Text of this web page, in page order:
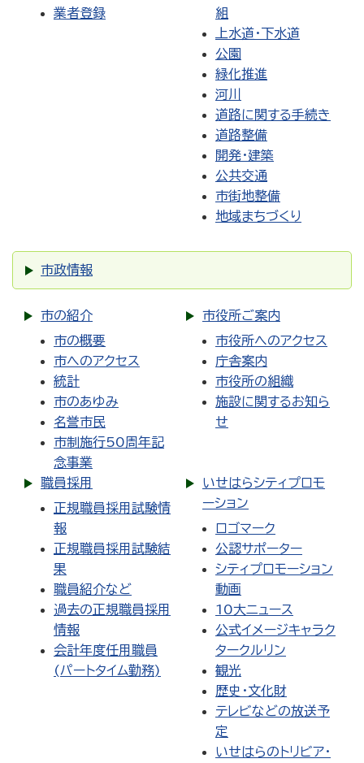
業者登録
組
上水道・下水道
公園
緑化推進
河川
道路に関する手続き
道路整備
開発・建築
公共交通
市街地整備
地域まちづくり
市政情報
市の紹介
市の概要
市へのアクセス
統計
市のあゆみ
名誉市民
市制施行50周年記
念事業
市役所ご案内
市役所へのアクセス
庁舎案内
市役所の組織
施設に関するお知ら
せ
職員採用
正規職員採用試験情
報
正規職員採用試験結
果
職員紹介など
過去の正規職員採用
情報
会計年度任用職員
(パートタイム勤務)
いせはらシティプロモ
ーション
ロゴマーク
公認サポーター
シティプロモーション
動画
10大ニュース
公式イメージキャラク
タークルリン
観光
歴史・文化財
テレビなどの放送予
定
いせはらのトリビア・